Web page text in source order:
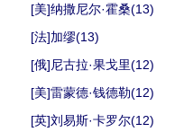
[美]纳撒尼尔·霍桑(13)
[法]加缪(13)
[俄]尼古拉·果戈里(12)
[美]雷蒙德·钱德勒(12)
[英]刘易斯·卡罗尔(12)